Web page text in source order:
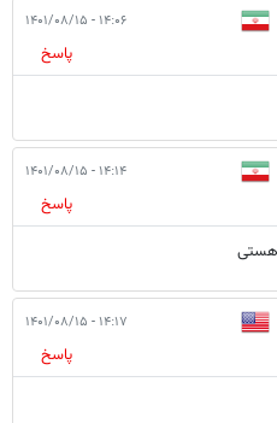
۱۴:۰۶ - ۱۴۰۱/۰۸/۱۵
پاسخ
۱۴:۱۴ - ۱۴۰۱/۰۸/۱۵
پاسخ
هستی
۱۴:۱۷ - ۱۴۰۱/۰۸/۱۵
پاسخ